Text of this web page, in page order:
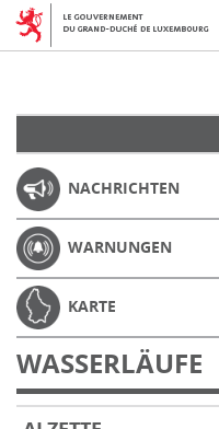
NACHRICHTEN
WARNUNGEN
KARTE
WASSERLÄUFE